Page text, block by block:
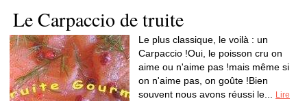
Le Carpaccio de truite
Le plus classique, le voilà : un
Carpaccio !Oui, le poisson cru on
aime ou n'aime pas !mais même si
on n'aime pas, on goûte !Bien
souvent nous avons réussi le...
Lire